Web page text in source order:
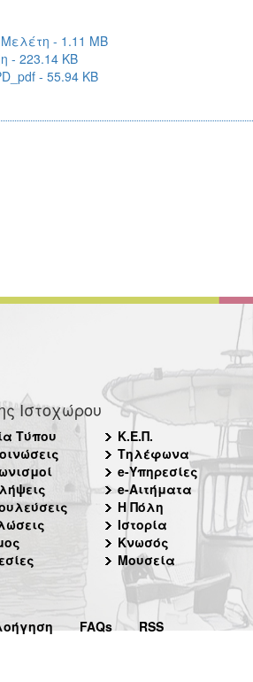
- 1.11 MB
- 223.14 KB
- 55.94 KB
Ιστοχώρου
Τύπου
Κ.Ε.Π.
Τηλέφωνα
e-Υπηρεσίες
e-Αιτήματα
Η Πόλη
Ιστορία
Κνωσός
Μουσεία
FAQs RSS